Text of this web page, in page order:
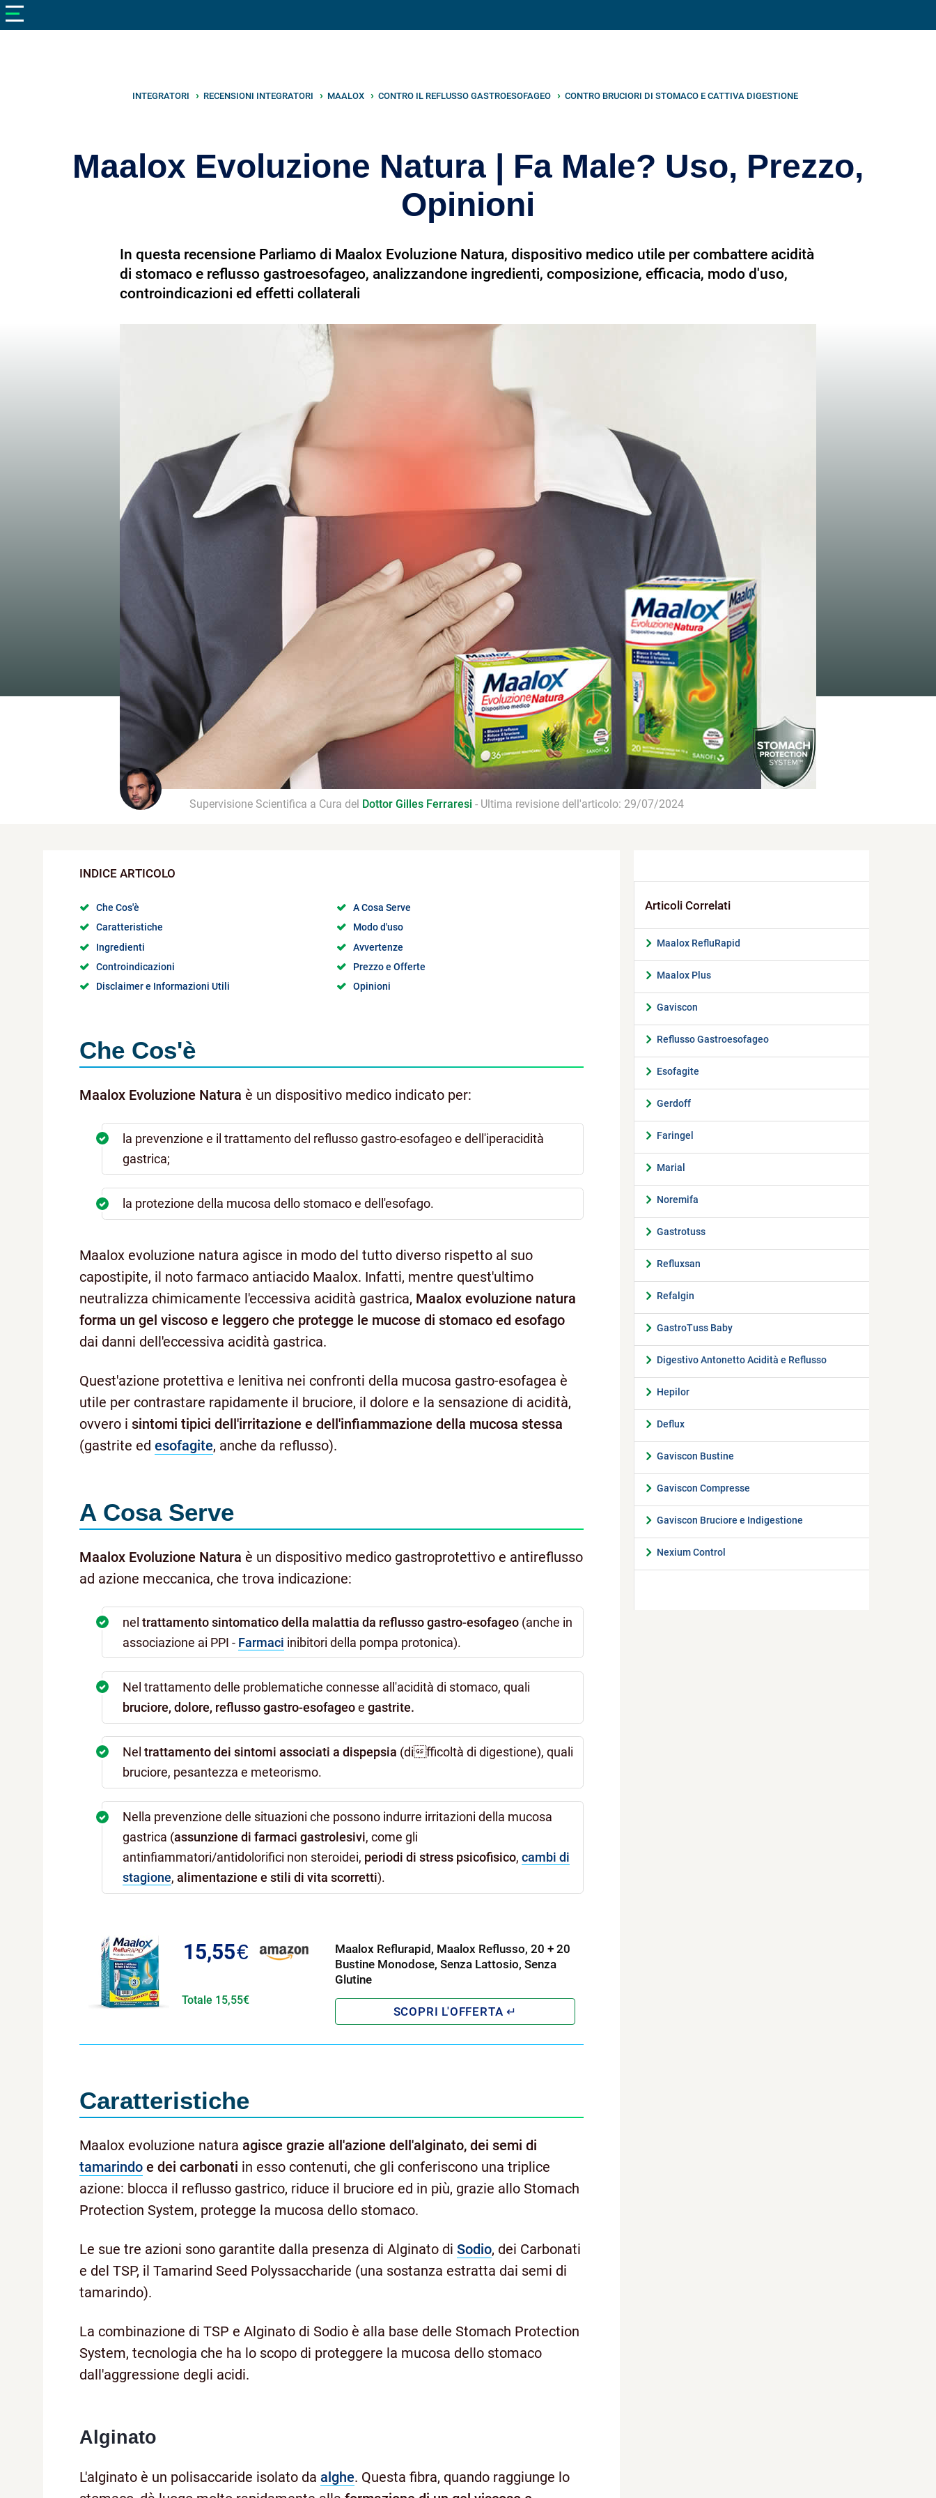
INTEGRATORI RECENSIONI INTEGRATORI MAALOX CONTRO IL REFLUSSO GASTROESOFAGEO CONTRO BRUCIORI DI STOMACO E CATTIVA DIGESTIONE
Maalox Evoluzione Natura | Fa Male? Uso, Prezzo,
Opinioni
In questa recensione Parliamo di Maalox Evoluzione Natura, dispositivo medico utile per combattere acidità
di stomaco e reflusso gastroesofageo, analizzandone ingredienti, composizione, efficacia, modo d'uso,
controindicazioni ed effetti collaterali
Supervisione Scientifica a Cura del Dottor Gilles Ferraresi - Ultima revisione dell'articolo: 29/07/2024
Che Cos'è
A Cosa Serve
Caratteristiche
Modo d'uso
Ingredienti
Avvertenze
Controindicazioni
Prezzo e Offerte
Disclaimer e Informazioni Utili
Opinioni
Che Cos'è
Maalox Evoluzione Natura è un dispositivo medico indicato per:
la prevenzione e il trattamento del reflusso gastro-esofageo e dell'iperacidità
gastrica;
la protezione della mucosa dello stomaco e dell'esofago.
Maalox evoluzione natura agisce in modo del tutto diverso rispetto al suo
capostipite, il noto farmaco antiacido Maalox. Infatti, mentre quest'ultimo
neutralizza chimicamente l'eccessiva acidità gastrica, Maalox evoluzione natura
forma un gel viscoso e leggero che protegge le mucose di stomaco ed esofago
dai danni dell'eccessiva acidità gastrica.
Quest'azione protettiva e lenitiva nei confronti della mucosa gastro-esofagea è
utile per contrastare rapidamente il bruciore, il dolore e la sensazione di acidità,
ovvero i sintomi tipici dell'irritazione e dell'infiammazione della mucosa stessa
(gastrite ed esofagite, anche da reflusso).
A Cosa Serve
Maalox Evoluzione Natura è un dispositivo medico gastroprotettivo e antireflusso
ad azione meccanica, che trova indicazione:
neltrattamento sintomatico della malattia da reflusso gastro-esofageo (anche in
associazione ai PPI - Farmaci inibitori della pompa protonica).
Nel trattamento delle problematiche connesse all'acidità di stomaco, quali
bruciore, dolore, reflusso gastro-esofageoegastrite.
Neltrattamento dei sintomi associati a dispepsia (difficoltà di digestione), quali
bruciore, pesantezza e meteorismo.
Nella prevenzione delle situazioni che possono indurre irritazioni della mucosa
gastrica (assunzione di farmaci gastrolesivi, come gli
antinfiammatori/antidolorifici non steroidei, periodi di stress psicofisico,cambi di
stagione,alimentazione e stili di vita scorretti).
15,55€
Totale 15,55€
Maalox Reflurapid, Maalox Reflusso, 20 + 20
Bustine Monodose, Senza Lattosio, Senza
Glutine
Caratteristiche
Maalox evoluzione natura agisce grazie all'azione dell'alginato, dei semi di
tamarindo e dei carbonati in esso contenuti, che gli conferiscono una triplice
azione: blocca il reflusso gastrico, riduce il bruciore ed in più, grazie allo Stomach
Protection System, protegge la mucosa dello stomaco.
Le sue tre azioni sono garantite dalla presenza di Alginato di Sodio, dei Carbonati
e del TSP, il Tamarind Seed Polyssaccharide (una sostanza estratta dai semi di
tamarindo).
La combinazione di TSP e Alginato di Sodio è alla base delle Stomach Protection
System, tecnologia che ha lo scopo di proteggere la mucosa dello stomaco
dall'aggressione degli acidi.
Alginato
L'alginato è un polisaccaride isolato da alghe. Questa fibra, quando raggiunge lo
Maalox RefluRapid
Maalox Plus
Gaviscon
Reflusso Gastroesofageo
Esofagite
Gerdoff
Faringel
Marial
Noremifa
Gastrotuss
Refluxsan
Refalgin
GastroTuss Baby
Digestivo Antonetto Acidità e Reflusso
Hepilor
Deflux
Gaviscon Bustine
Gaviscon Compresse
Gaviscon Bruciore e Indigestione
Nexium Control
V netonutrizione